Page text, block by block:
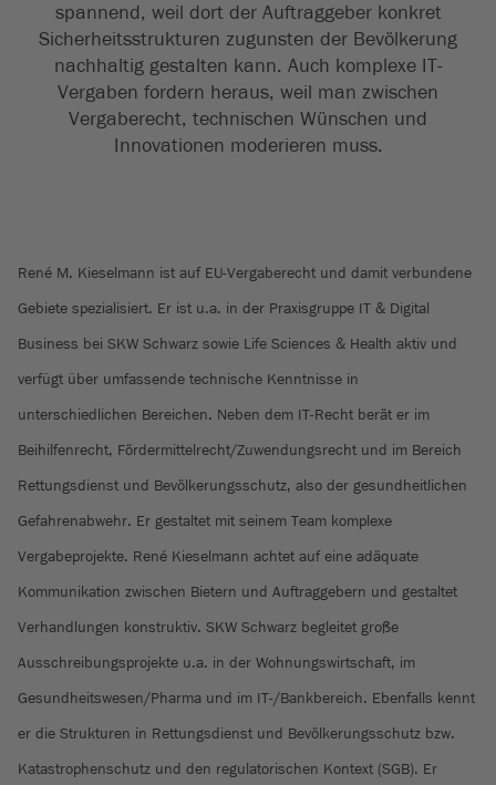
spannend, weil dort der Auftraggeber konkret
Sicherheitsstrukturen zugunsten der Bevölkerung
nachhaltig gestalten kann. Auch komplexe IT-
Vergaben fordern heraus, weil man zwischen
Vergaberecht, technischen Wünschen und
Innovationen moderieren muss.
René M. Kieselmann ist auf EU-Vergaberecht und damit verbundene
Gebiete spezialisiert. Er ist u.a. in der Praxisgruppe IT & Digital
Business bei SKW Schwarz sowie Life Sciences & Health aktiv und
verfügt über umfassende technische Kenntnisse in
unterschiedlichen Bereichen. Neben dem IT-Recht berät er im
Beihilfenrecht, Fördermittelrecht/Zuwendungsrecht und im Bereich
Rettungsdienst und Bevölkerungsschutz, also der gesundheitlichen
Gefahrenabwehr. Er gestaltet mit seinem Team komplexe
Vergabeprojekte. René Kieselmann achtet auf eine adäquate
Kommunikation zwischen Bietern und Auftraggebern und gestaltet
Verhandlungen konstruktiv. SKW Schwarz begleitet große
Ausschreibungsprojekte u.a. in der Wohnungswirtschaft, im
Gesundheitswesen/Pharma und im IT-/Bankbereich. Ebenfalls kennt
er die Strukturen in Rettungsdienst und Bevölkerungsschutz bzw.
Katastrophenschutz und den regulatorischen Kontext (SGB). Er